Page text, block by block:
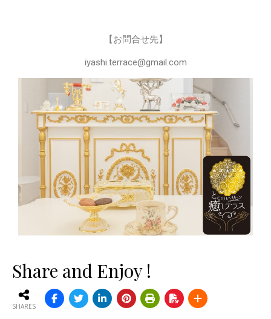
【お問合せ先】
iyashi.terrace@gmail.com
Share and Enjoy !
SHARES